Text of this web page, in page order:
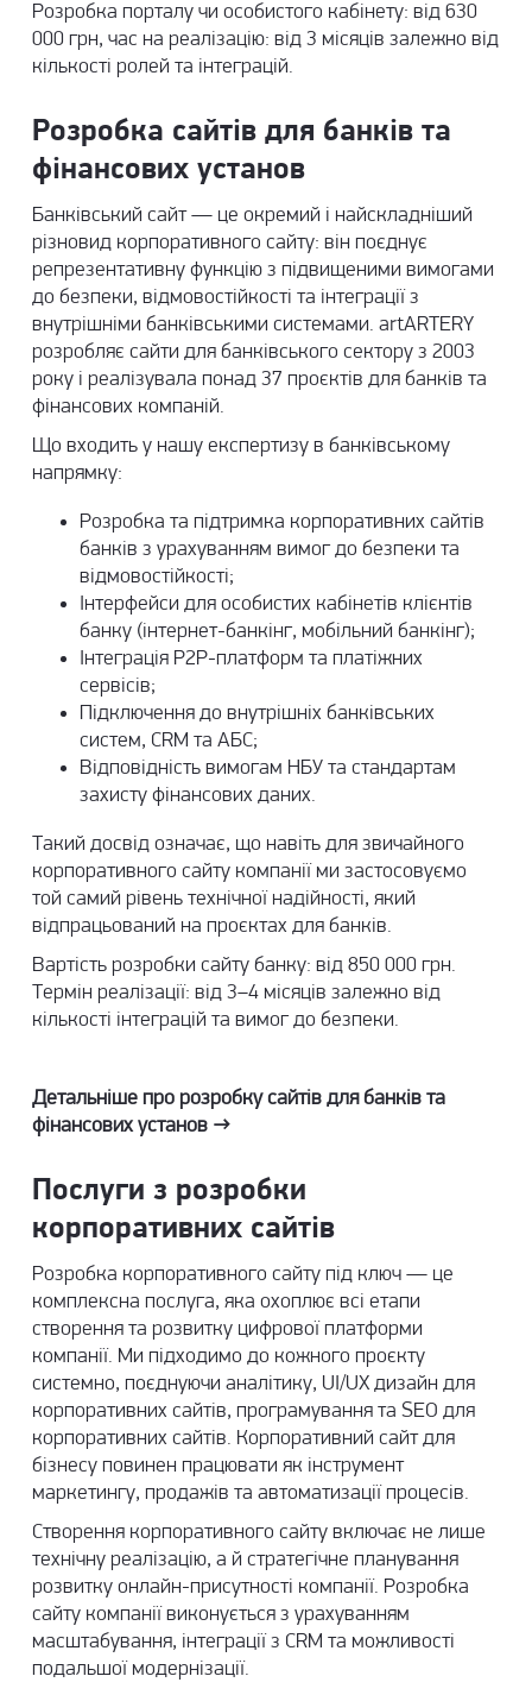
Розробка порталу чи особистого кабінету: від 630
000 грн, час на реалізацію: від 3 місяців залежно від
кількості ролей та інтеграцій.
Розробка сайтів для банків та
фінансових установ
Банківський сайт — це окремий і найскладніший
різновид корпоративного сайту: він поєднує
репрезентативну функцію з підвищеними вимогами
до безпеки, відмовостійкості та інтеграції з
внутрішніми банківськими системами. artARTERY
розробляє сайти для банківського сектору з 2003
року і реалізувала понад 37 проєктів для банків та
фінансових компаній.
Що входить у нашу експертизу в банківському
напрямку:
Розробка та підтримка корпоративних сайтів
банків з урахуванням вимог до безпеки та
відмовостійкості;
Інтерфейси для особистих кабінетів клієнтів
банку (інтернет-банкінг, мобільний банкінг);
Інтеграція P2P-платформ та платіжних
сервісів;
Підключення до внутрішніх банківських
систем, CRM та АБС;
Відповідність вимогам НБУ та стандартам
захисту фінансових даних.
Такий досвід означає, що навіть для звичайного
корпоративного сайту компанії ми застосовуємо
той самий рівень технічної надійності, який
відпрацьований на проєктах для банків.
Вартість розробки сайту банку: від 850 000 грн.
Термін реалізації: від 3–4 місяців залежно від
кількості інтеграцій та вимог до безпеки.
Детальніше про розробку сайтів для банківта
фінансових установ →
Послуги з розробки
корпоративних сайтів
Розробка корпоративного сайту під ключ — це
комплексна послуга, яка охоплює всі етапи
створення та розвитку цифрової платформи
компанії. Ми підходимо до кожного проєкту
системно, поєднуючи аналітику, UI/UX дизайн для
корпоративних сайтів, програмування та SEO для
корпоративних сайтів. Корпоративний сайт для
бізнесу повинен працювати як інструмент
маркетингу, продажів та автоматизації процесів.
Створення корпоративного сайту включає не лише
технічну реалізацію, а й стратегічне планування
розвитку онлайн-присутності компанії. Розробка
сайту компанії виконується з урахуванням
масштабування, інтеграції з CRM та можливості
подальшої модернізації.